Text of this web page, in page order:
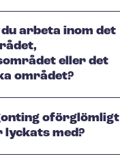
arbeta inom det
eller det
området?
oförglömligt
lyckats med?